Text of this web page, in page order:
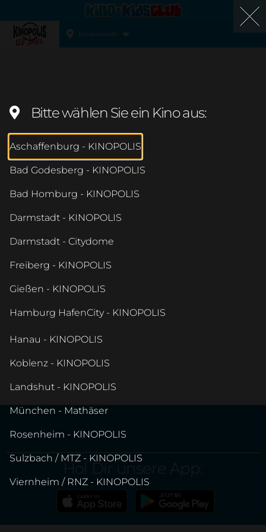
Kinoauswahl
Hol Dir unsere App:
Bitte wählen Sie ein Kino aus:
Aschaffenburg - KINOPOLIS
Bad Godesberg - KINOPOLIS
Bad Homburg - KINOPOLIS
Darmstadt - KINOPOLIS
Darmstadt - Citydome
Freiberg - KINOPOLIS
Gießen - KINOPOLIS
Hamburg HafenCity - KINOPOLIS
Hanau - KINOPOLIS
Koblenz - KINOPOLIS
Landshut - KINOPOLIS
München - Mathäser
Rosenheim - KINOPOLIS
Sulzbach / MTZ - KINOPOLIS
Viernheim / RNZ - KINOPOLIS